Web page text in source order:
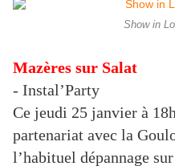
Show in
Mazères sur Salat
- Instal’Party
Ce jeudi 25 janvier à
partenariat avec la
l’habituel dépannage